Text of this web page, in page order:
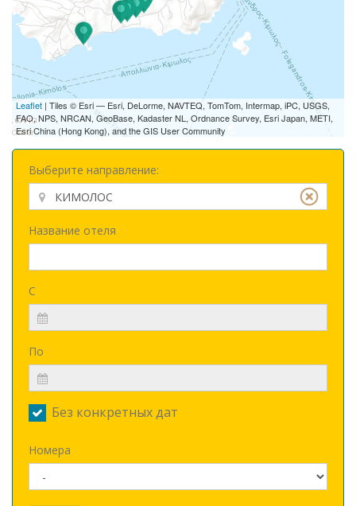
Leaflet | Tiles © Esri — Esri, DeLorme, NAVTEQ, TomTom, Intermap, iPC, USGS,
FAO, NPS, NRCAN, GeoBase, Kadaster NL, Ordnance Survey, Esri Japan, METI,
Esri China (Hong Kong), and the GIS User Community
Выберите направление:
Название отеля
С
По
Без конкретных дат
Номера